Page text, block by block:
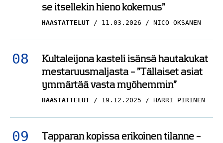
se itsellekin hieno kokemus”
HAASTATTELUT 11.03.2026 NICO OKSANEN
Kultaleijona kasteli isänsä hautakukat
mestaruusmaljasta – ”Tällaiset asiat
ymmärtää vasta myöhemmin”
HAASTATTELUT 19.12.2025 HARRI PIRINEN
Tapparan kopissa erikoinen tilanne –